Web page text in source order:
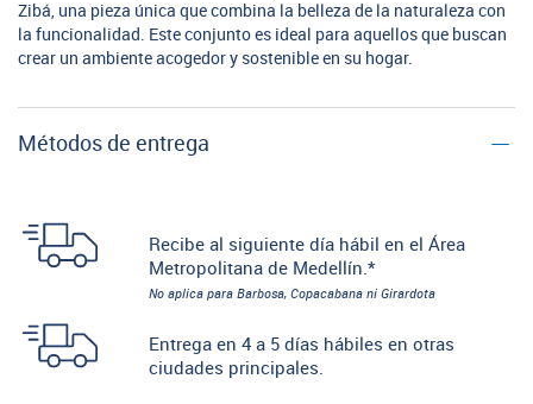
Zibá, una pieza única que combina la belleza de la naturaleza con
la funcionalidad. Este conjunto es ideal para aquellos que buscan
crear un ambiente acogedor y sostenible en su hogar.
Métodos de entrega
Recibe al siguiente día hábil en el Área
Metropolitana de Medellín.*
No aplica para Barbosa, Copacabana ni Girardota
Entrega en 4 a 5 días hábiles en otras
ciudades principales.